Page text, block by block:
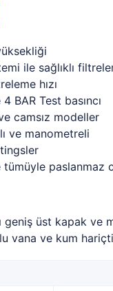
ile sağlıklı
hızı
BAR Test basıncı
camsız modeller
ve manometreli
tümüyle paslanmaz
geniş üst kapak ve
vana ve kum